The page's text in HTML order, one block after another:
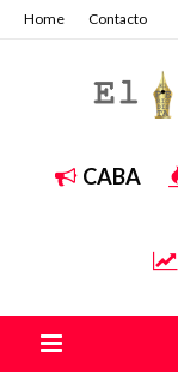
Home Contacto
CABA